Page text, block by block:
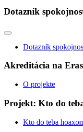
Dotazník
Dotazník
Akreditácia na
O projekte
Projekt: Kto do
Kto do teba